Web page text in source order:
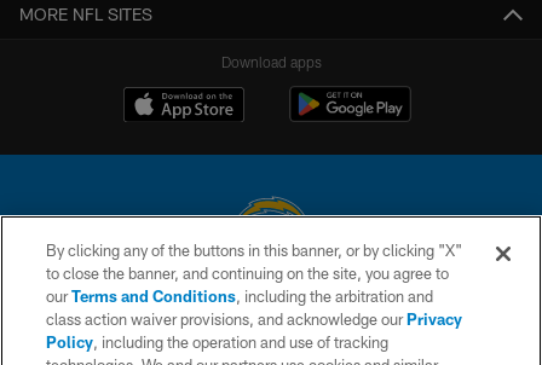
MORE NFL SITES
Download apps
© 2026 Chargers Football Company, LLC. All rights reserved. This website
is managed on a digital platform of the National Football League.
CONTACT US
By clicking any of the buttons in this banner, or by clicking "X"
to close the banner, and continuing on the site, you agree to
ourTerms and Conditions, including the arbitration and
class action waiver provisions, and acknowledge ourPrivacy
Policy, including the operation and use of tracking